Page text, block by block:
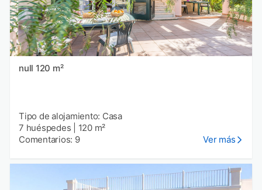
null 120 m²
Tipo de alojamiento: Casa
7 huéspedes
120 m²
Comentarios: 9
Ver más